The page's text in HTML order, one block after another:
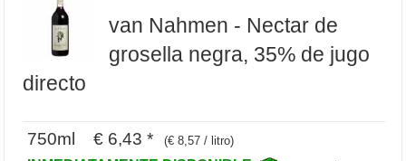
van Nahmen - Nectar de
grosella negra, 35% de jugo
directo
750ml € 6,43 * (€ 8,57 / litro)